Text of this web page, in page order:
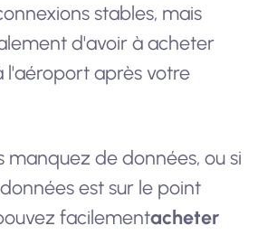
stables, mais
d'avoir à acheter
l'aéroport après votre
manquez de données, ou si
est sur le point
facilementacheter